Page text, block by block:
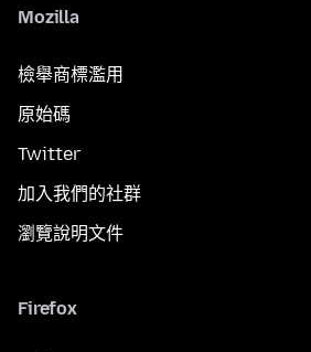
Mozilla
檢舉商標濫用
原始碼
Twitter
加入我們的社群
瀏覽說明文件
Firefox